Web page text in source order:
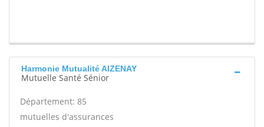
Harmonie Mutualité AIZENAY
Mutuelle Santé Sénior
Département: 85
mutuelles d'assurances